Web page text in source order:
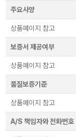
주요사양
상품페이지 참고
보증서 제공여부
상품페이지 참고
품질보증기준
상품페이지 참고
A/S 책임자와 전화번호